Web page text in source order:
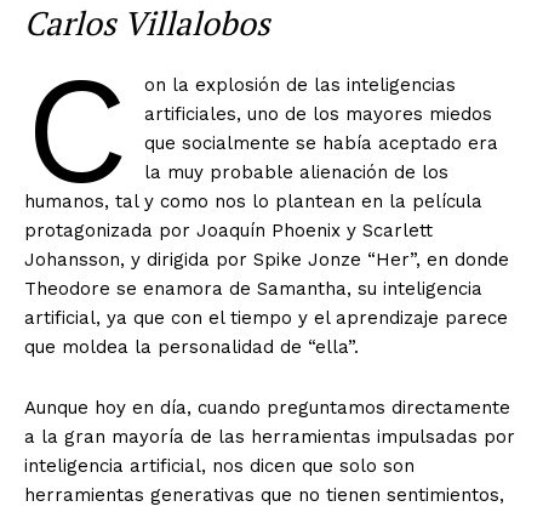
Carlos Villalobos
C
on la explosión de las inteligencias
artificiales, uno de los mayores miedos
que socialmente se había aceptado era
la muy probable alienación de los
humanos, tal y como nos lo plantean en la película
protagonizada por Joaquín Phoenix y Scarlett
Johansson, y dirigida por Spike Jonze “Her”, en donde
Theodore se enamora de Samantha, su inteligencia
artificial, ya que con el tiempo y el aprendizaje parece
que moldea la personalidad de “ella”.
Aunque hoy en día, cuando preguntamos directamente
a la gran mayoría de las herramientas impulsadas por
inteligencia artificial, nos dicen que solo son
herramientas generativas que no tienen sentimientos,